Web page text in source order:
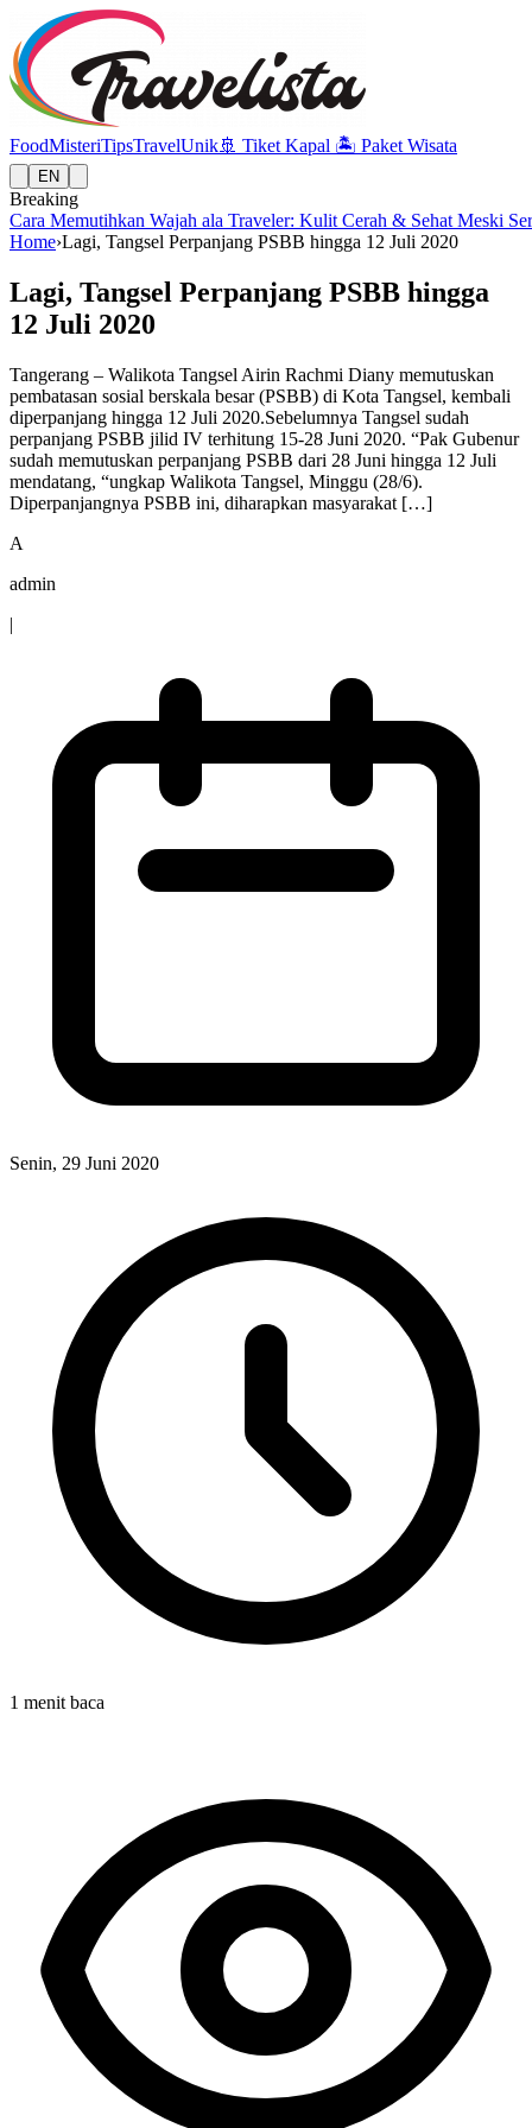
FoodMisteriTipsTravelUnik🚢 Tiket Kapal 🏝️ Paket Wisata
EN
Breaking
Cara Memutihkan Wajah ala Traveler: Kulit Cerah & Sehat Meski
Home›Lagi, Tangsel Perpanjang PSBB hingga 12 Juli 2020
Lagi, Tangsel Perpanjang PSBB hingga
12 Juli 2020
Tangerang – Walikota Tangsel Airin Rachmi Diany memutuskan
pembatasan sosial berskala besar (PSBB) di Kota Tangsel, kembali
diperpanjang hingga 12 Juli 2020.Sebelumnya Tangsel sudah
perpanjang PSBB jilid IV terhitung 15-28 Juni 2020. “Pak Gubenur
sudah memutuskan perpanjang PSBB dari 28 Juni hingga 12 Juli
mendatang, “ungkap Walikota Tangsel, Minggu (28/6).
Diperpanjangnya PSBB ini, diharapkan masyarakat […]
A
admin
|
Senin, 29 Juni 2020
1 menit baca